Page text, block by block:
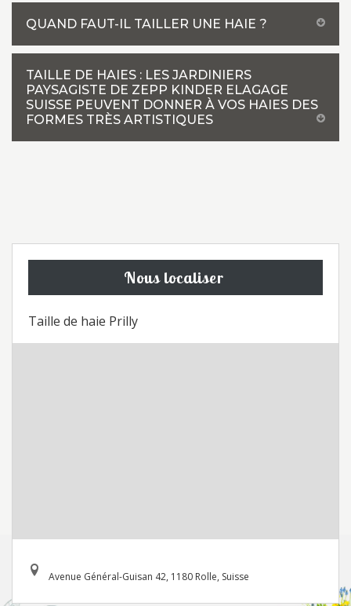
QUAND FAUT-IL TAILLER UNE HAIE ?
TAILLE DE HAIES : LES JARDINIERS
PAYSAGISTE DE ZEPP KINDER ELAGAGE
SUISSE PEUVENT DONNER À VOS HAIES DES
FORMES TRÈS ARTISTIQUES
Nous localiser
Taille de haie Prilly
Avenue Général-Guisan 42, 1180 Rolle, Suisse